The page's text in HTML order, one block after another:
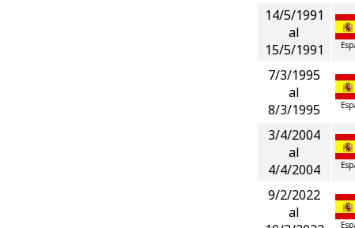
14/5/1991
al
15/5/1991
7/3/1995
al
8/3/1995
3/4/2004
al
4/4/2004
9/2/2022
al